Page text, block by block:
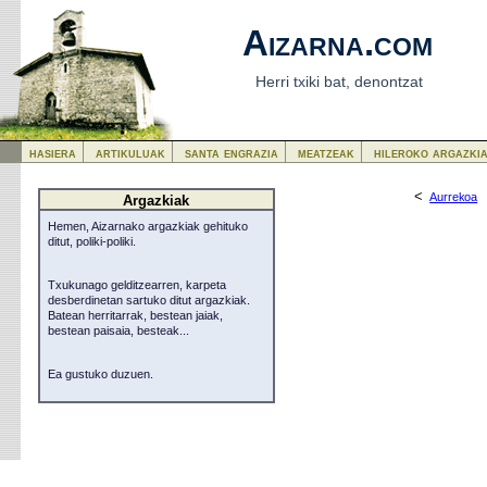
Aizarna.com
Herri txiki bat, denontzat
<Aurrekoa
Argazkiak
Hemen, Aizarnako argazkiak gehituko
ditut, poliki-poliki.
Txukunago gelditzearren, karpeta
desberdinetan sartuko ditut argazkiak.
Batean herritarrak, bestean jaiak,
bestean paisaia, besteak...
Ea gustuko duzuen.
hasiera artikuluak santa engrazia meatzeak hileroko